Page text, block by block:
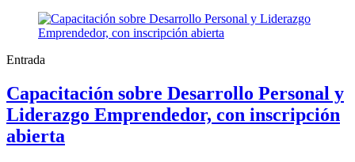
Entrada
Capacitación sobre Desarrollo Personal y
Liderazgo Emprendedor, con inscripción
abierta